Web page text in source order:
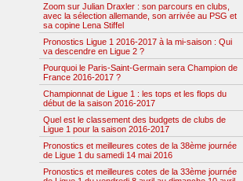
Zoom sur Julian Draxler : son parcours en clubs,
avec la sélection allemande, son arrivée au PSG et
sa copine Lena Stiffel
Pronostics Ligue 1 2016-2017 à la mi-saison : Qui
va descendre en Ligue 2 ?
Pourquoi le Paris-Saint-Germain sera Champion de
France 2016-2017 ?
Championnat de Ligue 1 : les tops et les flops du
début de la saison 2016-2017
Quel est le classement des budgets de clubs de
Ligue 1 pour la saison 2016-2017
Pronostics et meilleures cotes de la 38ème journée
de Ligue 1 du samedi 14 mai 2016
Pronostics et meilleures cotes de la 33ème journée